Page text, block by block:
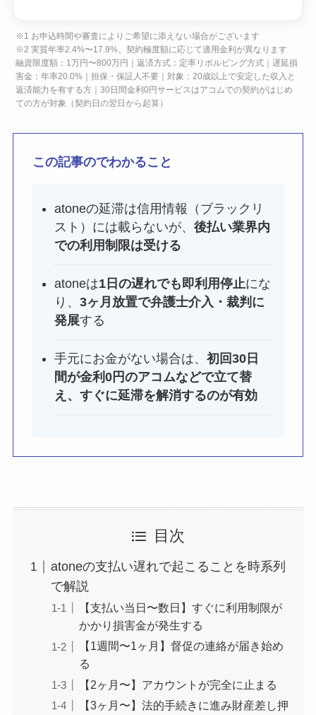
※1 お申込時間や審査によりご希望に添えない場合がございます
※2 実質年率2.4%〜17.9%。契約極度額に応じて適用金利が異なります
融資限度額：1万円〜800万円｜返済方式：定率リボルビング方式｜遅延損
害金：年率20.0%｜担保・保証人不要｜対象：20歳以上で安定した収入と
返済能力を有する方｜30日間金利0円サービスはアコムでの契約がはじめ
ての方が対象（契約日の翌日から起算）
この記事のでわかること
atoneの延滞は信用情報（ブラックリ
スト）には載らないが、後払い業界内
での利用制限は受ける
atoneは1日の遅れでも即利用停止にな
り、3ヶ月放置で弁護士介入・裁判に
発展する
手元にお金がない場合は、初回30日
間が金利0円のアコムなどで立て替
え、すぐに延滞を解消するのが有効
目次
atoneの支払い遅れで起こることを時系列
で解説
【支払い当日〜数日】すぐに利用制限が
かかり損害金が発生する
【1週間〜1ヶ月】督促の連絡が届き始め
る
【2ヶ月〜】アカウントが完全に止まる
【3ヶ月〜】法的手続きに進み財産差し押